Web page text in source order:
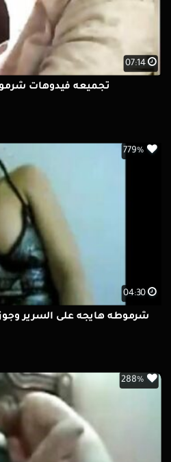
07:14
تجميعه فيدوهات
04:30
779%
شرموطه هايجه على السرير
288%